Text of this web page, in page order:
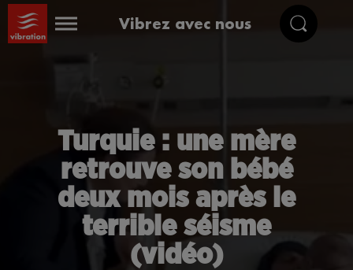
Vibrez avec nous
Turquie : une mère
retrouve son bébé
deux mois après le
terrible séisme
(vidéo)